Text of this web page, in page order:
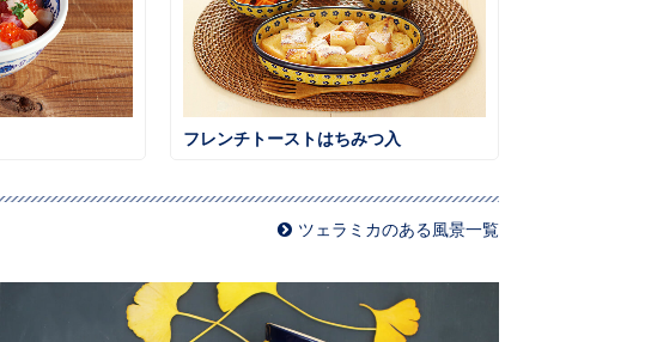
フレンチトーストはちみつ入
ツェラミカのある風景一覧